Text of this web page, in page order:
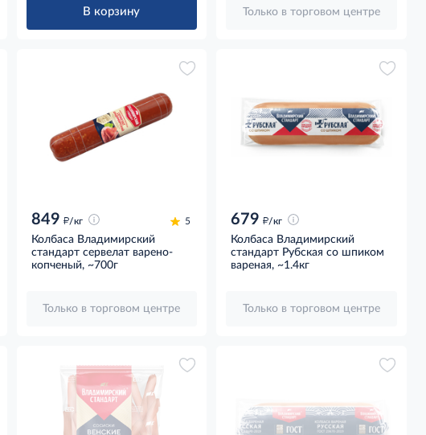
В корзину Только в торговом центре
849 д/кг 5
Колбаса Владимирский
стандарт сервелат варено-
копченый, ~700г
Только в торговом центре
679 д/кг
Колбаса Владимирский
стандарт Рубская со шпиком
вареная, ~1.4кг
Только в торговом центре